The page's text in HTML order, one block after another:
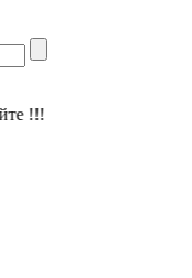
!!!